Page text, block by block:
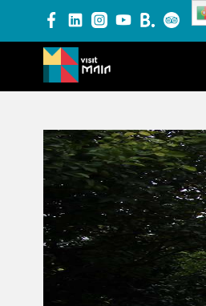
PRODUTOS E SERVIÇOS
EXPERIÊNCIAS
EVENTOS
BLOG